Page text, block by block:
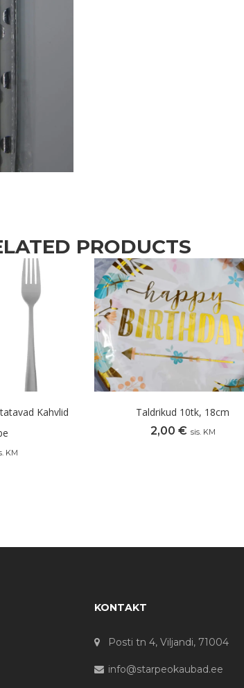
PRODUCTS
Kahvlid
KM
Taldrikud 10tk, 18cm
2,00 € sis. KM
KONTAKT
Posti tn 4, Viljandi, 71004
info@starpeokaubad.ee